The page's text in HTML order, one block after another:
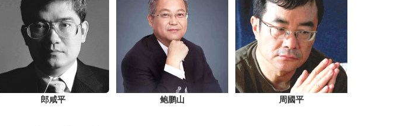
郎咸平 鲍鹏山 周國平